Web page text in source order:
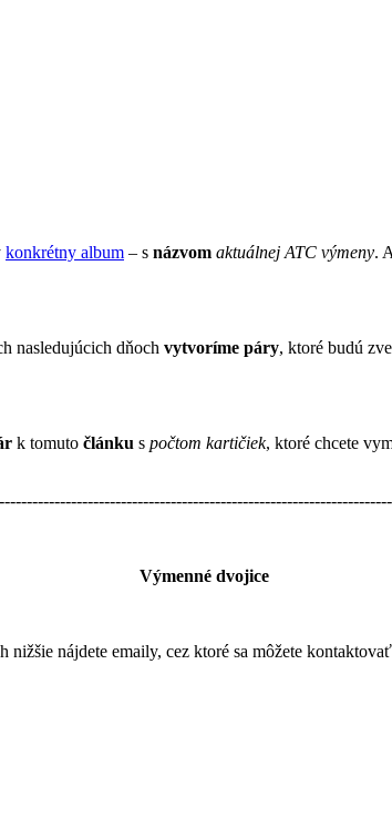
konkrétny album – s názvom aktuálnej ATC výmeny.
nasledujúcich dňoch vytvoríme páry, ktoré budú
k tomuto článku s počtom kartičiek, ktoré chcete
Výmenné dvojice
nájdete emaily, cez ktoré sa môžete